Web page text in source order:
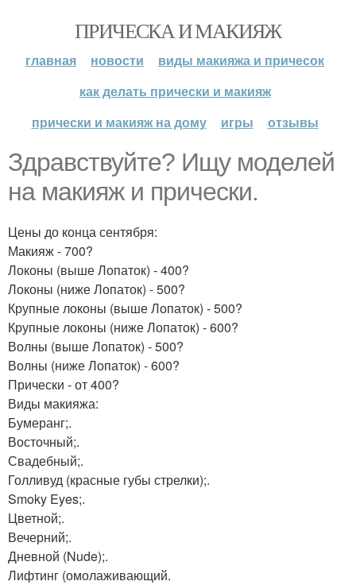
ПРИЧЕСКА И МАКИЯЖ
главная новости
виды макияжа и причесок
как делать прически и макияж
прически и макияж на дому
игры отзывы
Здравствуйте? Ищу моделей
на макияж и прически.
Цены до конца сентября:
Макияж - 700?
Локоны (выше Лопаток) - 400?
Локоны (ниже Лопаток) - 500?
Крупные локоны (выше Лопаток) - 500?
Крупные локоны (ниже Лопаток) - 600?
Волны (выше Лопаток) - 500?
Волны (ниже Лопаток) - 600?
Прически - от 400?
Виды макияжа:
Бумеранг;.
Восточный;.
Свадебный;.
Голливуд (красные губы стрелки);.
Smoky Eyes;.
Цветной;.
Вечерний;.
Дневной (Nude);.
Лифтинг (омолаживающий.